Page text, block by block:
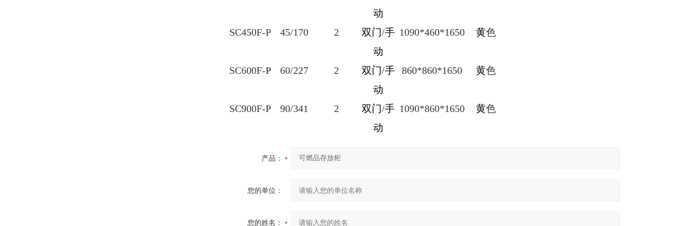
动
SC450F-P 45/170 2 双门/手
动
1090*460*1650 黄色
SC600F-P 60/227 2 双门/手
动
860*860*1650 黄色
SC900F-P 90/341 2 双门/手
动
1090*860*1650 黄色
产品：
您的单位：
您的姓名：